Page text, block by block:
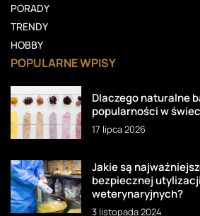
PORADY
TRENDY
HOBBY
POPULARNE WPISY
Dlaczego naturalne
popularności w
17 lipca 2026
Jakie są
bezpiecznej
weterynaryjnych?
3 listopada 2024